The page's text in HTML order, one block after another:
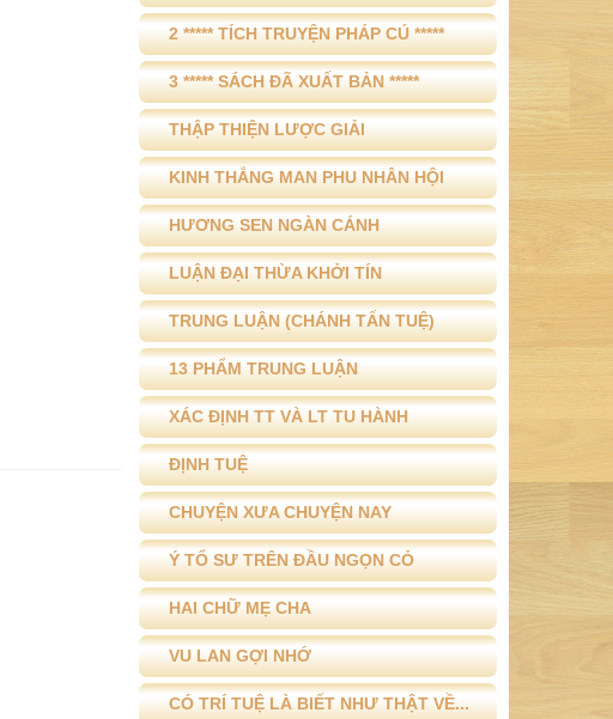
2 ***** TÍCH TRUYỆN PHÁP CÚ *****
3 ***** SÁCH ĐÃ XUẤT BẢN *****
THẬP THIỆN LƯỢC GIẢI
KINH THẮNG MAN PHU NHÂN HỘI
HƯƠNG SEN NGÀN CÁNH
LUẬN ĐẠI THỪA KHỞI TÍN
TRUNG LUẬN (CHÁNH TẤN TUỆ)
13 PHẨM TRUNG LUẬN
XÁC ĐỊNH TT VÀ LT TU HÀNH
ĐỊNH TUỆ
CHUYỆN XƯA CHUYỆN NAY
Ý TỔ SƯ TRÊN ĐẦU NGỌN CỎ
HAI CHỮ MẸ CHA
VU LAN GỢI NHỚ
CÓ TRÍ TUỆ LÀ BIẾT NHƯ THẬT VỀ...